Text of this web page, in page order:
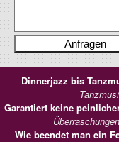
Dinnerjazz bis
Garantiert keine
Wie beendet man ein